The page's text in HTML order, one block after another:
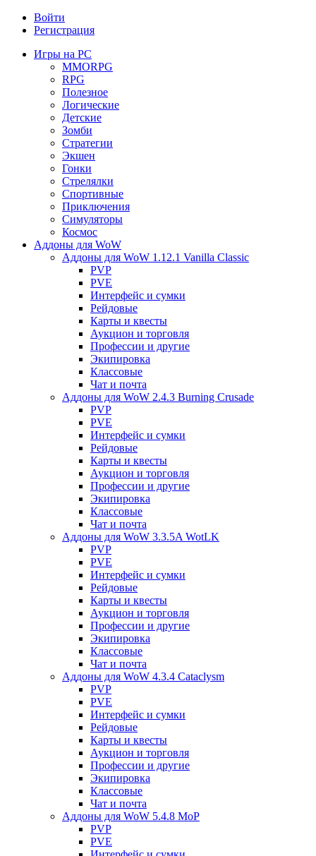
Войти
Регистрация
Игры на PC
MMORPG
RPG
Полезное
Логические
Детские
Зомби
Стратегии
Экшен
Гонки
Стрелялки
Спортивные
Приключения
Симуляторы
Космос
Аддоны для WoW
Аддоны для WoW 1.12.1 Vanilla Classic
PVP
PVE
Интерфейс и сумки
Рейдовые
Карты и квесты
Аукцион и торговля
Профессии и другие
Экипировка
Классовые
Чат и почта
Аддоны для WoW 2.4.3 Burning Crusade
PVP
PVE
Интерфейс и сумки
Рейдовые
Карты и квесты
Аукцион и торговля
Профессии и другие
Экипировка
Классовые
Чат и почта
Аддоны для WoW 3.3.5A WotLK
PVP
PVE
Интерфейс и сумки
Рейдовые
Карты и квесты
Аукцион и торговля
Профессии и другие
Экипировка
Классовые
Чат и почта
Аддоны для WoW 4.3.4 Cataclysm
PVP
PVE
Интерфейс и сумки
Рейдовые
Карты и квесты
Аукцион и торговля
Профессии и другие
Экипировка
Классовые
Чат и почта
Аддоны для WoW 5.4.8 MoP
PVP
PVE